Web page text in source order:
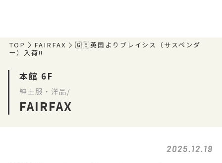
TOP FAIRFAX
🇬🇧英国よりブレイシス（サスペンダ
ー）入荷‼️
本館 6F
紳士服・洋品/
FAIRFAX
2025.12.19